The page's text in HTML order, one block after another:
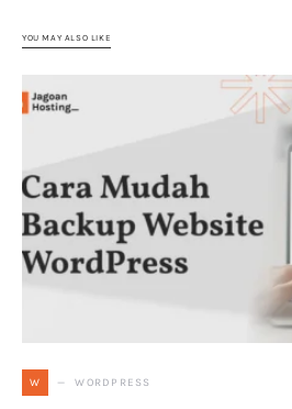
YOU MAY ALSO LIKE
W WORDPRESS